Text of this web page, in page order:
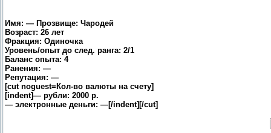
Имя: — Прозвище: Чародей
Возраст: 26 лет
Фракция: Одиночка
Уровень/опыт до след. ранга: 2/1
Баланс опыта: 4
Ранения: —
Репутация: —
[cut noguest=Кол-во валюты на счету]
[indent]— рубли: 2000 р.
— электронные деньги: —[/indent][/cut]